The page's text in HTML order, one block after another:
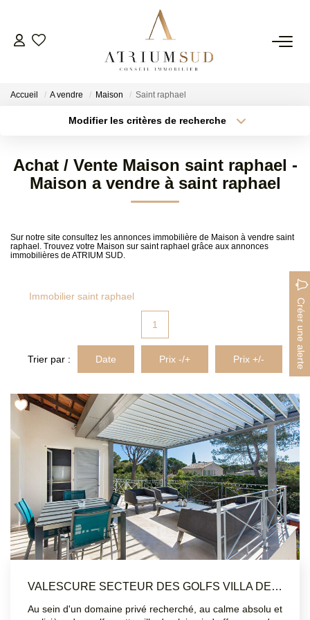
TRANSACTION
ESTIMATION
MON COMPTE
EN
Accueil A vendre Maison Saint raphael
Modifier les critères de recherche
Sélectionnez...
Type de bien
Surface min
Créer une alerte
Achat / Vente Maison saint raphael -
Maison a vendre à saint raphael
Sur notre site consultez les annonces immobilière de Maison à vendre saint
raphael. Trouvez votre Maison sur saint raphael grâce aux annonces
immobilières de ATRIUM SUD.
Immobilier saint raphael
Créer une alerte
1
Trier par : Date Prix -/+ Prix +/-
VALESCURE SECTEUR DES GOLFS VILLA DE PLAIN PIED 4 CHAMBRES PISCINE
Au sein d'un domaine privé recherché, au calme absolu et